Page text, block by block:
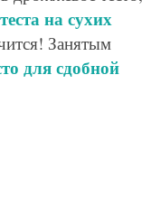
на сухих
Занятым
для сдобной